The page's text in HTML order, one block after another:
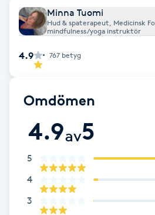
Dermapen
Diamantslipning
E
Extensions
Extensions borttagning
Eyeliner-tatuering
Minna Tuomi
Hud & spaterapeut, Medicinsk
mindfulness/yoga instruktör
4.9 767 betyg
Omdömen
4.9av5
5
4
3